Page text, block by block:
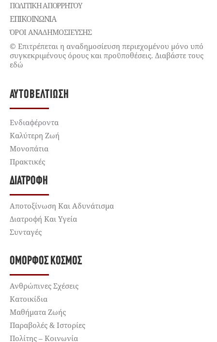
ΠΟΛΙΤΙΚΉ ΑΠΟΡΡΉΤΟΥ
ΕΠΙΚΟΙΝΩΝΊΑ
ΌΡΟΙ ΑΝΑΔΗΜΟΣΙΕΥΣΗΣ
© Επιτρέπεται η αναδημοσίευση περιεχομένου μόνο υπό
συγκεκριμένους όρους και προϋποθέσεις. Διαβάστε τους
εδώ
ΑΥΤΟΒΕΛΤΊΩΣΗ
Ενδιαφέροντα
Καλύτερη Ζωή
Μονοπάτια
Πρακτικές
ΔΙΑΤΡΟΦΉ
Αποτοξίνωση Και Αδυνάτισμα
Διατροφή Και Υγεία
Συνταγές
ΌΜΟΡΦΟΣ ΚΌΣΜΟΣ
Ανθρώπινες Σχέσεις
Κατοικίδια
Μαθήματα Ζωής
Παραβολές & Ιστορίες
Πολίτης – Κοινωνία